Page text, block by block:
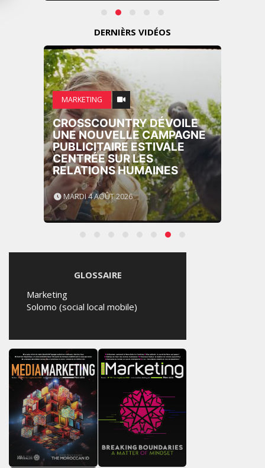
DERNIÈRS VIDÉOS
MARKETING
CROSSCOUNTRY DÉVOILE
UNE NOUVELLE CAMPAGNE
PUBLICITAIRE ESTIVALE
CENTRÉE SUR LES
RELATIONS HUMAINES
MARDI 4 AOÛT 2026
GLOSSAIRE
Marketing
Solomo (social local mobile)